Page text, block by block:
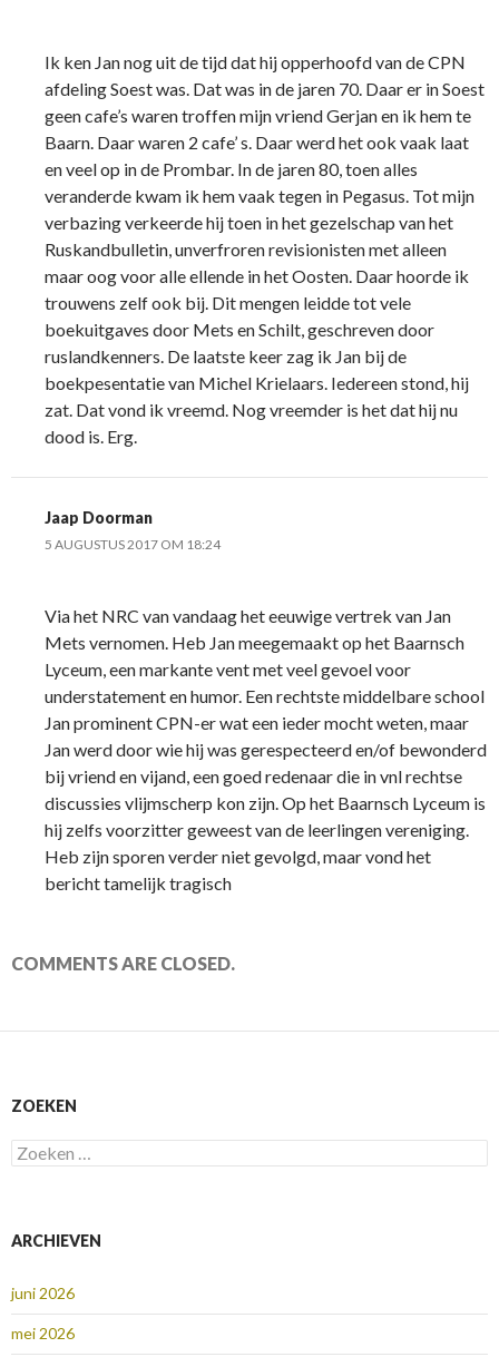
Ik ken Jan nog uit de tijd dat hij opperhoofd van de CPN
afdeling Soest was. Dat was in de jaren 70. Daar er in Soest
geen cafe’s waren troffen mijn vriend Gerjan en ik hem te
Baarn. Daar waren 2 cafe’ s. Daar werd het ook vaak laat
en veel op in de Prombar. In de jaren 80, toen alles
veranderde kwam ik hem vaak tegen in Pegasus. Tot mijn
verbazing verkeerde hij toen in het gezelschap van het
Ruskandbulletin, unverfroren revisionisten met alleen
maar oog voor alle ellende in het Oosten. Daar hoorde ik
trouwens zelf ook bij. Dit mengen leidde tot vele
boekuitgaves door Mets en Schilt, geschreven door
ruslandkenners. De laatste keer zag ik Jan bij de
boekpesentatie van Michel Krielaars. Iedereen stond, hij
zat. Dat vond ik vreemd. Nog vreemder is het dat hij nu
dood is. Erg.
Jaap Doorman
5 AUGUSTUS 2017 OM 18:24
Via het NRC van vandaag het eeuwige vertrek van Jan
Mets vernomen. Heb Jan meegemaakt op het Baarnsch
Lyceum, een markante vent met veel gevoel voor
understatement en humor. Een rechtste middelbare school
Jan prominent CPN-er wat een ieder mocht weten, maar
Jan werd door wie hij was gerespecteerd en/of bewonderd
bij vriend en vijand, een goed redenaar die in vnl rechtse
discussies vlijmscherp kon zijn. Op het Baarnsch Lyceum is
hij zelfs voorzitter geweest van de leerlingen vereniging.
Heb zijn sporen verder niet gevolgd, maar vond het
bericht tamelijk tragisch
COMMENTS ARE CLOSED.
ZOEKEN
Zoeken
naar:
ARCHIEVEN
juni 2026
mei 2026